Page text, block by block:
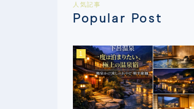
人気記事
Popular Post